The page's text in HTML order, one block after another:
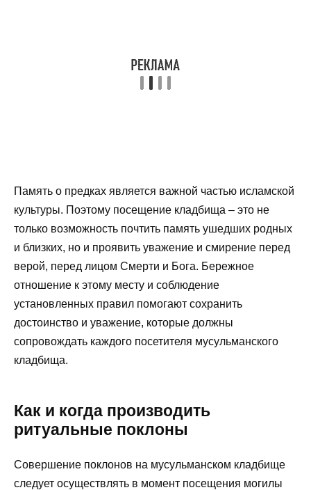
Память о предках является важной частью исламской
культуры. Поэтому посещение кладбища – это не
только возможность почтить память ушедших родных
и близких, но и проявить уважение и смирение перед
верой, перед лицом Смерти и Бога. Бережное
отношение к этому месту и соблюдение
установленных правил помогают сохранить
достоинство и уважение, которые должны
сопровождать каждого посетителя мусульманского
кладбища.
Как и когда производить
ритуальные поклоны
Совершение поклонов на мусульманском кладбище
следует осуществлять в момент посещения могилы